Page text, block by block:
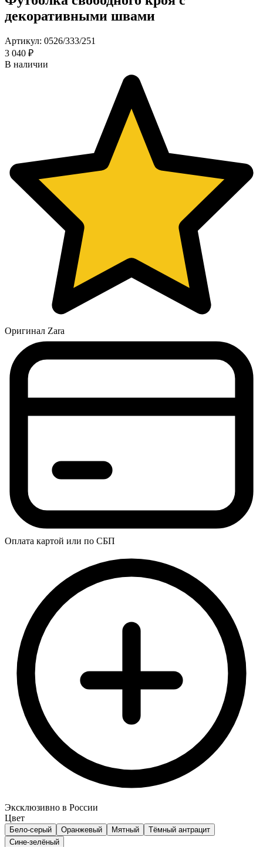
декоративными швами
Артикул: 0526/333/251
3 040 ₽
В наличии
Оригинал Zara
Оплата картой или по СБП
Эксклюзивно в России
Цвет
Бело-серый Оранжевый Мятный
Тёмный антрацит
Сине-зелёный